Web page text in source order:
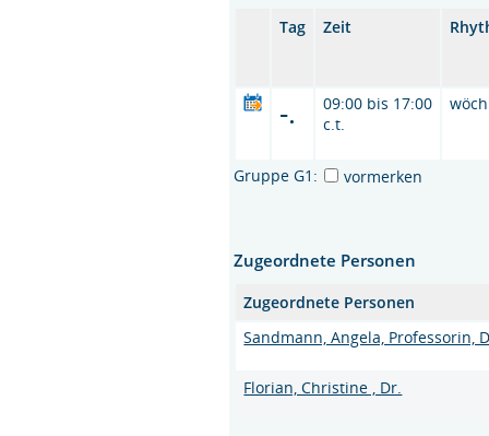
Tag Zeit
-.
09:00 bis 17:00
c.t.
Gruppe G1: vormerken
Zugeordnete Personen
Zugeordnete Personen
Sandmann, Angela, Professorin,
Florian, Christine , Dr.